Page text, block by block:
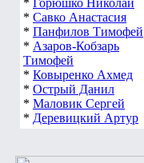
* Горюшко Николай
* Савко Анастасия
* Панфилов Тимофей
* Азаров-Кобзарь
Тимофей
* Ковыренко Ахмед
* Острый Данил
* Маловик Сергей
* Деревицкий Артур